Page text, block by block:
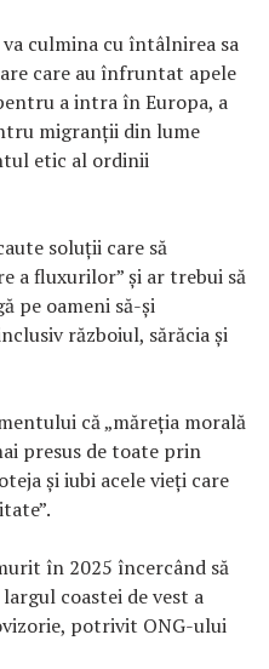
culmina cu întâlnirea sa
care au înfruntat apele
a intra în Europa, a
migranții din lume
etic al ordinii
soluții care să
a fluxurilor” și ar trebui să
pe oameni să-și
războiul, sărăcia și
că „măreția morală
presus de toate prin
și iubi acele vieți care
în 2025 încercând să
coastei de vest a
potrivit ONG-ului